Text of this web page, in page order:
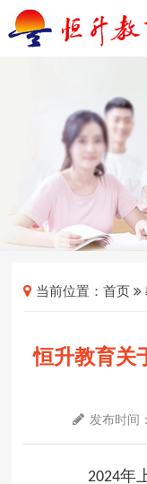
当前位置：首页
恒升教育关
发布时间
2024年